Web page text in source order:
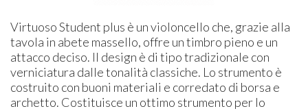
Virtuoso Student plus è un violoncello che, grazie alla
tavola in abete massello, offre un timbro pieno e un
attacco deciso. Il design è di tipo tradizionale con
verniciatura dalle tonalità classiche. Lo strumento è
costruito con buoni materiali e corredato di borsa e
archetto. Costituisce un ottimo strumento per lo